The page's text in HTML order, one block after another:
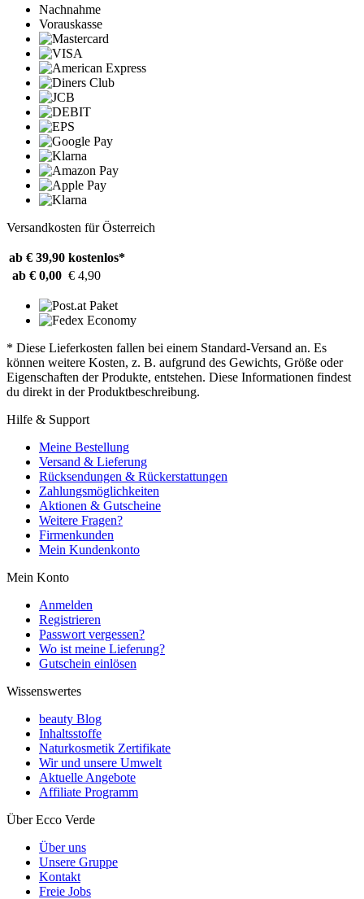
Nachnahme
Vorauskasse
Versandkosten für Österreich
ab € 39,90 kostenlos*
ab € 0,00 € 4,90
* Diese Lieferkosten fallen bei einem Standard-Versand an. Es
können weitere Kosten, z. B. aufgrund des Gewichts, Größe oder
Eigenschaften der Produkte, entstehen. Diese Informationen findest
du direkt in der Produktbeschreibung.
Hilfe & Support
Meine Bestellung
Versand & Lieferung
Rücksendungen & Rückerstattungen
Zahlungsmöglichkeiten
Aktionen & Gutscheine
Weitere Fragen?
Firmenkunden
Mein Kundenkonto
Mein Konto
Anmelden
Registrieren
Passwort vergessen?
Wo ist meine Lieferung?
Gutschein einlösen
Wissenswertes
beauty Blog
Inhaltsstoffe
Naturkosmetik Zertifikate
Wir und unsere Umwelt
Aktuelle Angebote
Affiliate Programm
Über Ecco Verde
Über uns
Unsere Gruppe
Kontakt
Freie Jobs